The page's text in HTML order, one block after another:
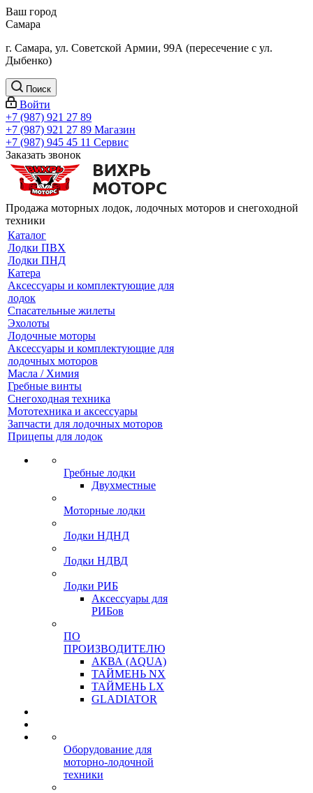
Ваш город
Самара
г. Самара, ул. Советской Армии, 99А (пересечение с ул.
Дыбенко)
Поиск
Войти
+7 (987) 921 27 89
+7 (987) 921 27 89 Магазин
+7 (987) 945 45 11 Сервис
Заказать звонок
Продажа моторных лодок, лодочных моторов и снегоходной
техники
Каталог
Лодки ПВХ
Лодки ПНД
Катера
Аксессуары и комплектующие для
лодок
Спасательные жилеты
Эхолоты
Лодочные моторы
Аксессуары и комплектующие для
лодочных моторов
Масла / Химия
Гребные винты
Снегоходная техника
Мототехника и аксессуары
Запчасти для лодочных моторов
Прицепы для лодок
Гребные лодки
Двухместные
Моторные лодки
Лодки НДНД
Лодки НДВД
Лодки РИБ
Аксессуары для
РИБов
ПО
ПРОИЗВОДИТЕЛЮ
АКВА (AQUA)
ТАЙМЕНЬ NX
ТАЙМЕНЬ LX
GLADIATOR
Оборудование для
моторно-лодочной
техники